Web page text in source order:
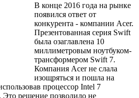
В конце 2016 года на рынке
появился ответ от
конкурента - компании Acer.
Презентованная серия Swift
была озаглавлена 10
миллиметровым ноутбуком-
трансформером Swift 7.
Компания Acer не слала
изощряться и пошла на
процессор Intel 7
решение позволило не